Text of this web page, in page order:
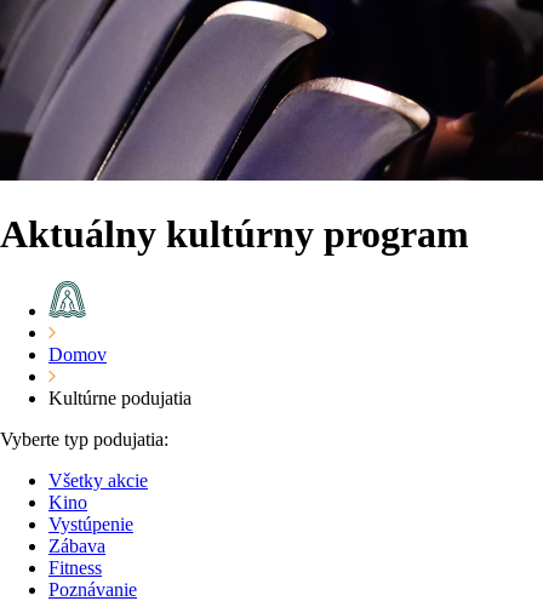
Aktuálny kultúrny program
Domov
Kultúrne podujatia
Vyberte typ podujatia:
Všetky akcie
Kino
Vystúpenie
Zábava
Fitness
Poznávanie